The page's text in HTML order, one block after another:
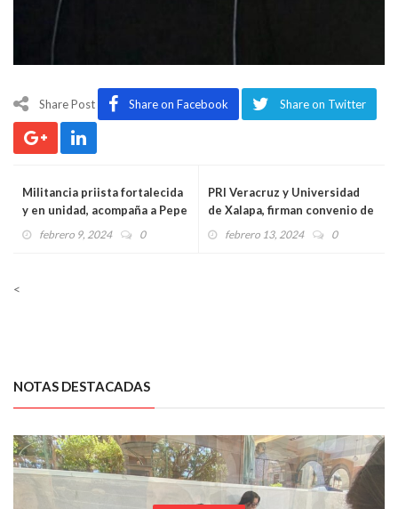
Share Post Share on Facebook Share on Twitter
Militancia priista fortalecida
y en unidad, acompaña a Pepe
Yunes en su cierre de
febrero 9, 2024 0
PRI Veracruz y Universidad
de Xalapa, firman convenio de
colaboración para otorgar
febrero 13, 2024 0
<
NOTAS DESTACADAS